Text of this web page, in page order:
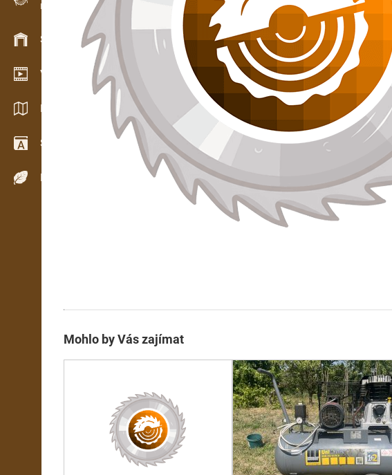
Evidence dřeva v terénu
Skladové hospodářství
Video showroom
Katalogy / Brožury
Slovník
Dřeviny
Mohlo by Vás zajímat